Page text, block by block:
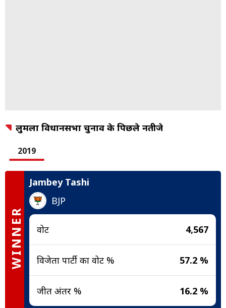
लुमला विधानसभा चुनाव के पिछले नतीजे
2019
WINNER
Jambey Tashi
BJP
वोट 4,567
विजेता पार्टी का वोट % 57.2 %
जीत अंतर % 16.2 %